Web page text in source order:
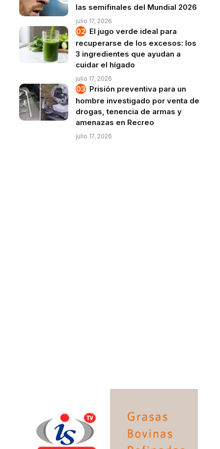
las semifinales del Mundial 2026
julio 17, 2026
El jugo verde ideal para
recuperarse de los excesos: los
3 ingredientes que ayudan a
cuidar el hígado
julio 17, 2026
Prisión preventiva para un
hombre investigado por venta de
drogas, tenencia de armas y
amenazas en Recreo
julio 17, 2026